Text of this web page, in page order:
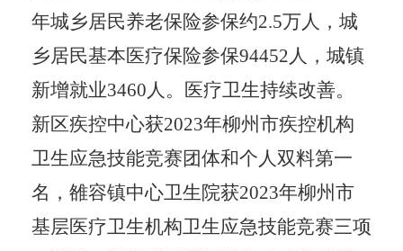
年城乡居民养老保险参保约2.5万人，城
乡居民基本医疗保险参保94452人，城镇
新增就业3460人。医疗卫生持续改善。
新区疾控中心获2023年柳州市疾控机构
卫生应急技能竞赛团体和个人双料第一
名，雒容镇中心卫生院获2023年柳州市
基层医疗卫生机构卫生应急技能竞赛三项